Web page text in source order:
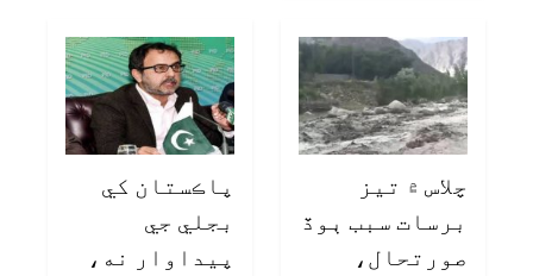
چلاس ۾ تيز
برسات سبب ٻوڏ
صورتحال،
پاڪستان کي
بجلي جي
پيداوار نه،